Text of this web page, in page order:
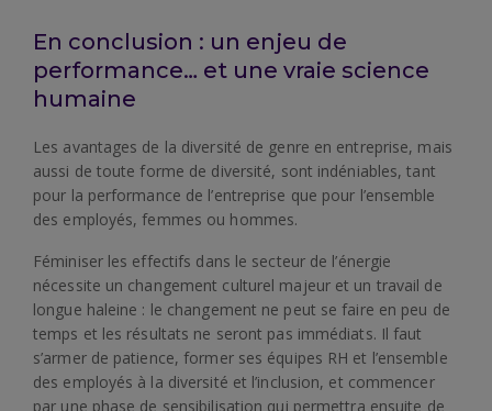
En conclusion : un enjeu de
performance… et une vraie science
humaine
Les avantages de la diversité de genre en entreprise, mais
aussi de toute forme de diversité, sont indéniables, tant
pour la performance de l’entreprise que pour l’ensemble
des employés, femmes ou hommes.
Féminiser les effectifs dans le secteur de l’énergie
nécessite un changement culturel majeur et un travail de
longue haleine : le changement ne peut se faire en peu de
temps et les résultats ne seront pas immédiats. Il faut
s’armer de patience, former ses équipes RH et l’ensemble
des employés à la diversité et l’inclusion, et commencer
par une phase de sensibilisation qui permettra ensuite de